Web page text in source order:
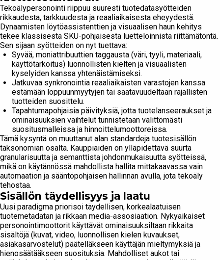
Tekoälypersonointi riippuu suuresti tuotedatasyötteiden
rikkaudesta, tarkkuudesta ja reaaliaikaisesta eheyydestä.
Dynaamisten löytöassistenttien ja visuaalisen haun kehitys
tekee klassisesta SKU-pohjaisesta luetteloinnista riittämätöntä.
Sen sijaan syötteiden on nyt tuettava:
Syvää, moniattribuuttien taggausta (väri, tyyli, materiaali,
käyttötarkoitus) luonnollisten kielten ja visuaalisten
kyselyiden kanssa yhtenäistämiseksi.
Jatkuvaa synkronointia reaaliaikaisten varastojen kanssa
estämään loppuunmyytyjen tai saatavuudeltaan rajallisten
tuotteiden suosittelu.
Tapahtumapohjaisia päivityksiä, jotta tuotelanseeraukset ja
ominaisuuksien vaihtelut tunnistetaan välittömästi
suositusmalleissa ja hinnoittelumoottoreissa.
Tämä kysyntä on muuttanut alan standardeja tuotesisällön
taksonomian osalta. Kauppiaiden on ylläpidettävä suurta
granularisuutta ja semanttista johdonmukaisuutta syötteissä,
mikä on käytännössä mahdollista hallita mittakaavassa vain
automaation ja sääntöpohjaisen hallinnan avulla, jota tekoäly
tehostaa.
Sisällön täydellisyys ja laatu
Uusi paradigma priorisoi täydellisen, korkealaatuisen
tuotemetadatan ja rikkaan media-assosiaation. Nykyaikaiset
personointimoottorit käyttävät ominaisuuksiltaan rikkaita
sisältöjä (kuvat, video, luonnollisen kielen kuvaukset,
asiakasarvostelut) päätelläkseen käyttäjän mieltymyksiä ja
hienosäätääkseen suosituksia. Mahdolliset aukot tai